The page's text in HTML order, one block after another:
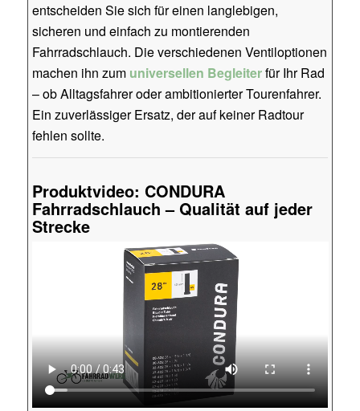
entscheiden Sie sich für einen langlebigen,
sicheren und einfach zu montierenden
Fahrradschlauch. Die verschiedenen Ventiloptionen
machen ihn zum universellen Begleiterfür Ihr Rad
– ob Alltagsfahrer oder ambitionierter Tourenfahrer.
Ein zuverlässiger Ersatz, der auf keiner Radtour
fehlen sollte.
Produktvideo: CONDURA
Fahrradschlauch – Qualität auf jeder
Strecke